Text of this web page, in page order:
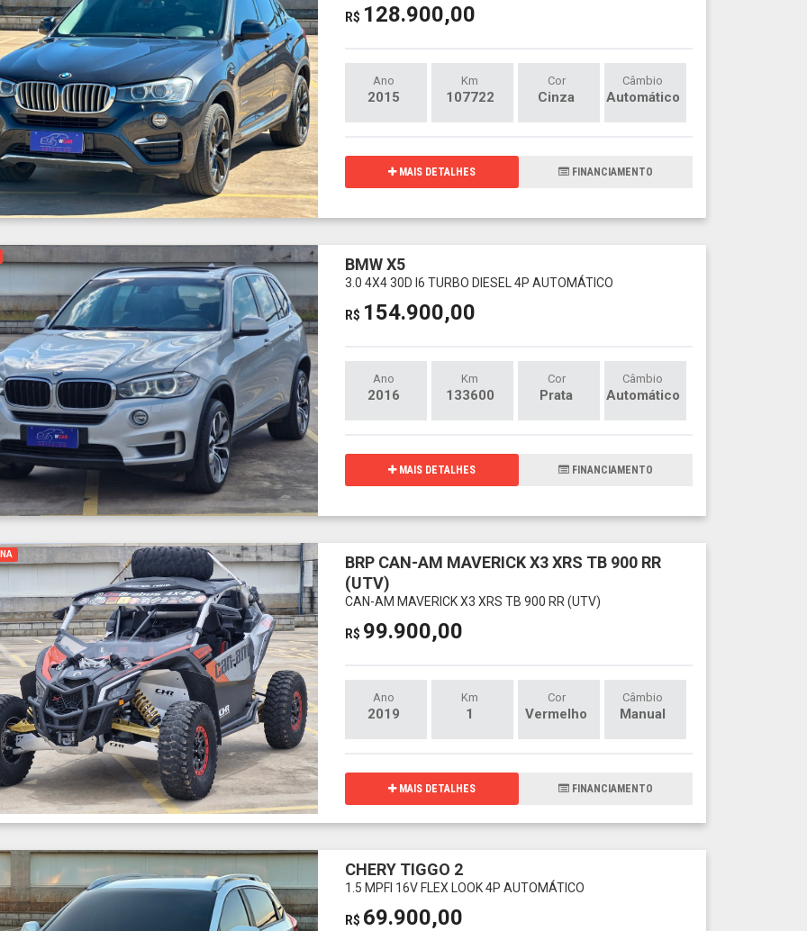
R$ 128.900,00
Ano
2015
Km
107722
Cor
Cinza
Câmbio
Automático
MAIS DETALHES FINANCIAMENTO
BMW X5
3.0 4X4 30D I6 TURBO DIESEL 4P AUTOMÁTICO
R$ 154.900,00
Ano
2016
Km
133600
Cor
Prata
Câmbio
Automático
MAIS DETALHES FINANCIAMENTO
BRP CAN-AM MAVERICK X3 XRS TB 900 RR
(UTV)
CAN-AM MAVERICK X3 XRS TB 900 RR (UTV)
R$ 99.900,00
Ano
2019
Km
1
Cor
Vermelho
Câmbio
Manual
MAIS DETALHES FINANCIAMENTO
CHERY TIGGO 2
1.5 MPFI 16V FLEX LOOK 4P AUTOMÁTICO
R$ 69.900,00